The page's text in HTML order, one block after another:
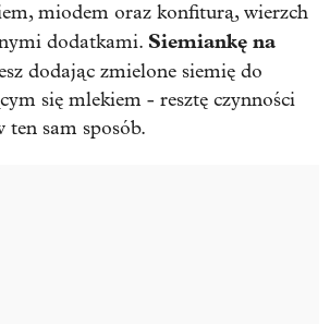
miodem oraz konfiturą, wierzch
dodatkami. Siemiankę na
dodając zmielone siemię do
się mlekiem - resztę czynności
ten sam sposób.